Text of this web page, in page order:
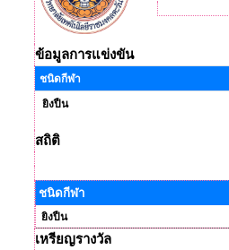
ข้อมูลการแข่งขัน
ชนิดกีฬา
ยิงปืน
สถิติ
ชนิดกีฬา
ยิงปืน
เหรียญรางวัล